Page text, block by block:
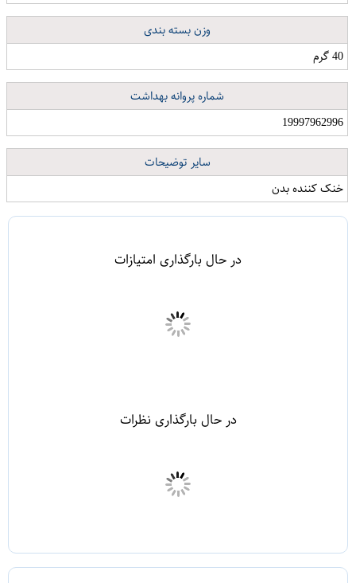
وزن بسته بندی
40 گرم
شماره پروانه بهداشت
19997962996
سایر توضیحات
خنک کننده بدن
در حال بارگذاری امتیازات
در حال بارگذاری نظرات